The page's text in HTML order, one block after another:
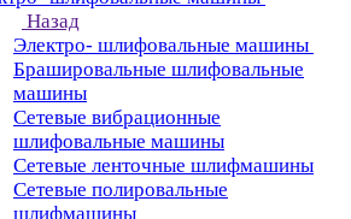
Назад
Электро- шлифовальные машины
Брашировальные шлифовальные
машины
Сетевые вибрационные
шлифовальные машины
Сетевые ленточные шлифмашины
Сетевые полировальные
шлифмашины